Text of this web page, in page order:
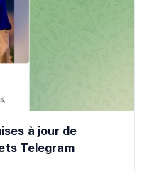
à jour de
Telegram